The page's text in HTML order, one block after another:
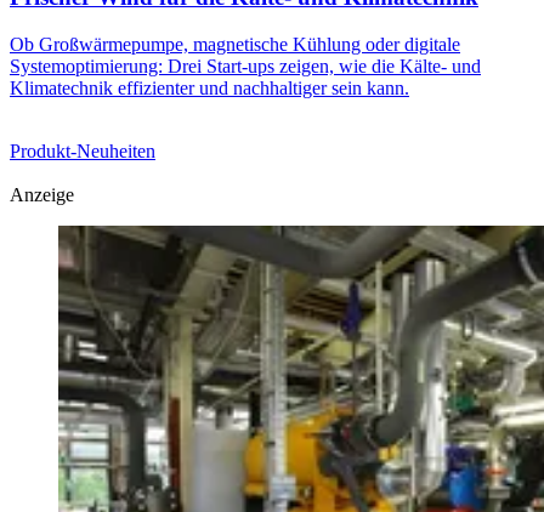
Ob Großwärmepumpe, magnetische Kühlung oder digitale
Systemoptimierung: Drei Start-ups zeigen, wie die Kälte- und
Klimatechnik effizienter und nachhaltiger sein kann.
Produkt-Neuheiten
Anzeige